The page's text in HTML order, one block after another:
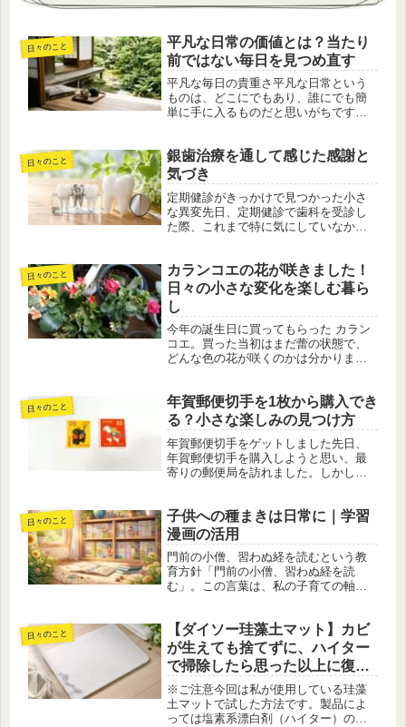
日々のこと
平凡な日常の価値とは？当たり
前ではない毎日を見つめ直す
平凡な毎日の貴重さ平凡な日常という
ものは、どこにでもあり、誰にでも簡
単に手に入るものだと思いがちです。
日々は、特別な努力をしなくても続い
ていくように感じられます。しかし実
際...
日々のこと
銀歯治療を通して感じた感謝と
気づき
定期健診がきっかけで見つかった小さ
な異変先日、定期健診で歯科を受診し
た際、これまで特に気にしていなかっ
づかないレベルの変化でしたが、専門
的な視点で診てもらうことで、こうし
た...
日々のこと
カランコエの花が咲きました！
日々の小さな変化を楽しむ暮ら
し
今年の誕生日に買ってもらった カラン
コエ。買った当初はまだ蕾の状態で、
どんな色の花が咲くのかは分かりませ
と思い、店頭で選んだのは「たぶん黄
色ではないだろう」という株。それか...
日々のこと
年賀郵便切手を1枚から購入でき
る？小さな楽しみの見つけ方
年賀郵便切手をゲットしました先日、
年賀郵便切手を購入しようと思い、最
寄りの郵便局を訪れました。しかしそ
し迷った末、購入を断念しました。そ
の際、局員の方から「別の郵便局で...
日々のこと
子供への種まきは日常に｜学習
漫画の活用
門前の小僧、習わぬ経を読むという教
育方針「門前の小僧、習わぬ経を読
む」。この言葉は、私の子育ての軸に
か。そう思うことは、正直に言えば何
度もあります。それでも最終的に立ち
返る...
日々のこと
【ダイソー珪藻土マット】カビ
が生えても捨てずに、ハイター
で掃除したら思った以上に復活
した話
※ご注意今回は私が使用している珪藻
土マットで試した方法です。製品によ
っては塩素系漂白剤（ハイター）の使